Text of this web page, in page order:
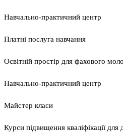
Навчально-практичний центр
Платні послуга навчання
Освітній простір для фахового
Навчально-практичний центр
Майстер класи
Курси підвищення кваліфікації для